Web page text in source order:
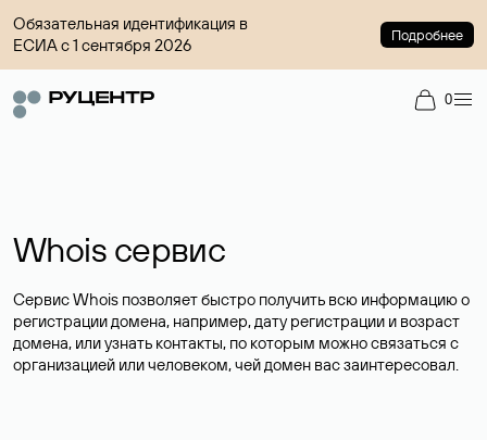
Обязательная идентификация в
ЕСИА с 1 сентября 2026
Подробнее
0
Whois сервис
Сервис Whois позволяет быстро получить всю информацию о
регистрации домена, например, дату регистрации и возраст
домена, или узнать контакты, по которым можно связаться с
организацией или человеком, чей домен вас заинтересовал.